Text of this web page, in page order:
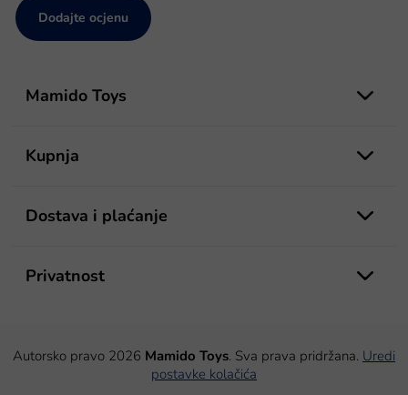
Dodajte ocjenu
Mamido Toys
Kupnja
Dostava i plaćanje
Privatnost
Autorsko pravo 2026 Mamido Toys. Sva prava pridržana. Uredi
postavke kolačića